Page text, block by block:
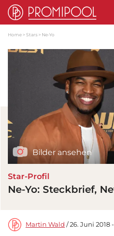
Home Stars Ne-Yo
Bilder ansehen
Star-Profil
Ne-Yo: Steckbrief,
Martin Wald / 26. Juni 2018 -